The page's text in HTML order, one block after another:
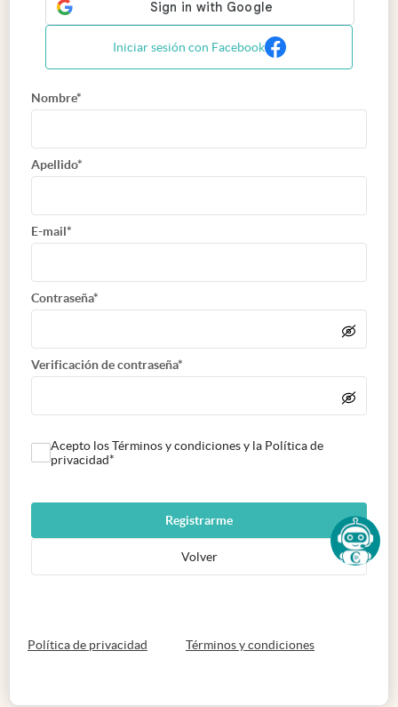
Iniciar sesión con Facebook
Nombre*
Apellido*
E-mail*
Contraseña*
Verificación de contraseña*
Acepto los Términos y condiciones y la Política de
privacidad*
Registrarme
Volver
Política de privacidad abre en nueva pestaña
Términos y condicionesabre en nueva